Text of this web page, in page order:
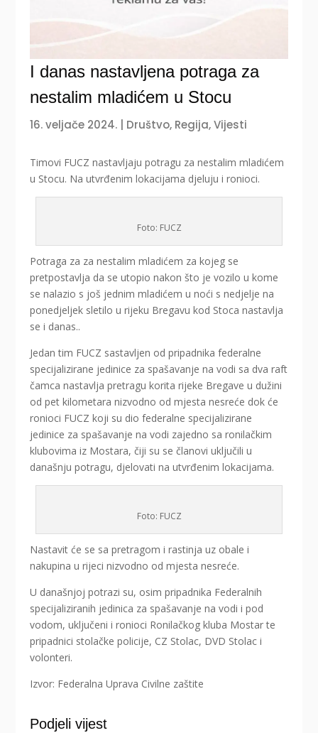
I danas nastavljena potraga za
nestalim mladićem u Stocu
16. veljače 2024. Društvo, Regija,Vijesti
Timovi FUCZ nastavljaju potragu za nestalim mladićem
u Stocu. Na utvrđenim lokacijama djeluju i ronioci.
Foto: FUCZ
Potraga za za nestalim mladićem za kojeg se
pretpostavlja da se utopio nakon što je vozilo u kome
se nalazio s još jednim mladićem u noći s nedjelje na
ponedjeljek sletilo u rijeku Bregavu kod Stoca nastavlja
se i danas..
Jedan tim FUCZ sastavljen od pripadnika federalne
specijalizirane jedinice za spašavanje na vodi sa dva raft
čamca nastavlja pretragu korita rijeke Bregave u dužini
od pet kilometara nizvodno od mjesta nesreće dok će
ronioci FUCZ koji su dio federalne specijalizirane
jedinice za spašavanje na vodi zajedno sa ronilačkim
klubovima iz Mostara, čiji su se članovi uključili u
današnju potragu, djelovati na utvrđenim lokacijama.
Foto: FUCZ
Nastavit će se sa pretragom i rastinja uz obale i
nakupina u rijeci nizvodno od mjesta nesreće.
U današnjoj potrazi su, osim pripadnika Federalnih
specijaliziranih jedinica za spašavanje na vodi i pod
vodom, uključeni i ronioci Ronilačkog kluba Mostar te
pripadnici stolačke policije, CZ Stolac, DVD Stolac i
volonteri.
Izvor: Federalna Uprava Civilne zaštite
Podjeli vijest